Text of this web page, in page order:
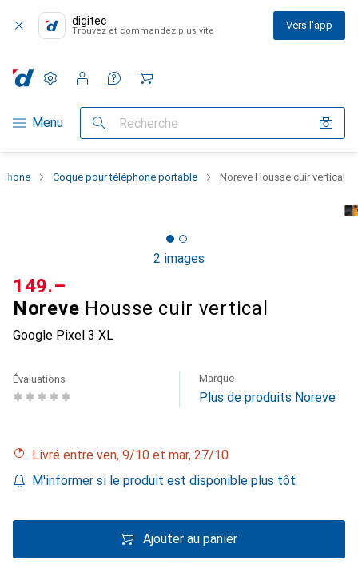
digitec
Trouvez et commandez plus vite Vers l'app
Navigation par catégorie
Menu Recherche
Paramètres
Compte client
Listes de comparaison
Listes d'envies
Panier
Coque pour téléphone portable Noreve Housse cuir vertical
2 images
Noreve Housse cuir vertical
Google Pixel 3 XL
CHF
149.–
Évaluations Marque
Plus de produits Noreve
Livré entre ven, 9/10 et mar, 27/10
M'informer si le produit est disponible plus tôt
Ajouter au panier